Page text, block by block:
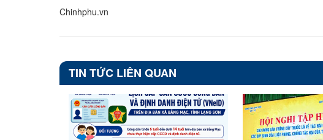
Chinhphu.vn
TIN TỨC LIÊN QUAN